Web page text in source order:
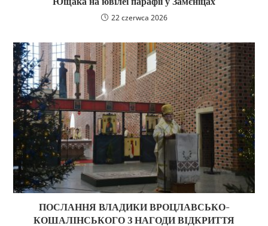
22 czerwca 2026
ПОСЛАННЯ ВЛАДИКИ ВРОЦЛАВСЬКО-
КОШАЛІНСЬКОГО З НАГОДИ ВІДКРИТТЯ